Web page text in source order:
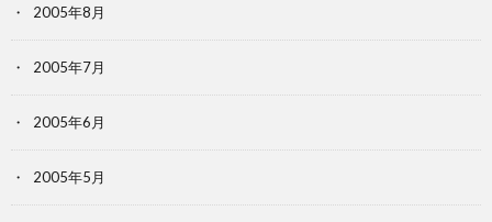
2005年8月
2005年7月
2005年6月
2005年5月